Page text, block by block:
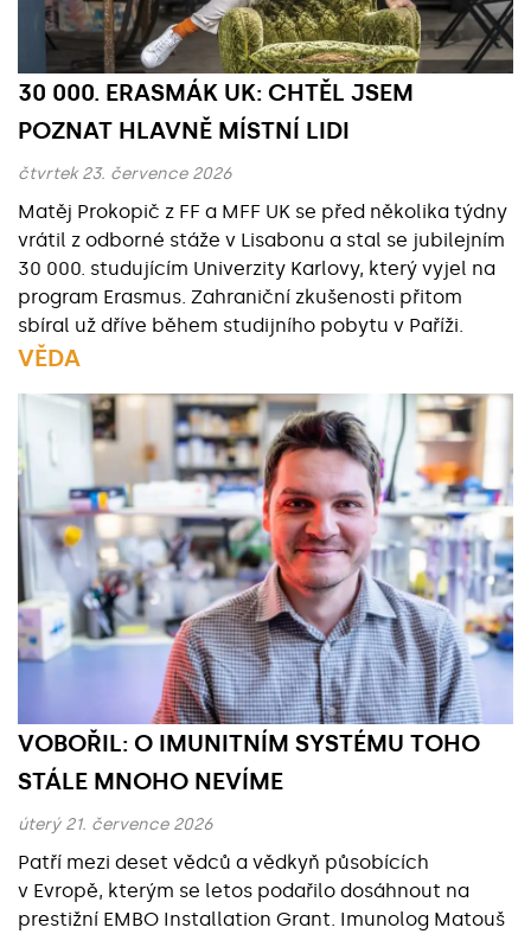
30 000. ERASMÁK UK: CHTĚL JSEM
POZNAT HLAVNĚ MÍSTNÍ LIDI
čtvrtek 23. července 2026
Matěj Prokopič z FF a MFF UK se před několika týdny
vrátil z odborné stáže v Lisabonu a stal se jubilejním
30 000. studujícím Univerzity Karlovy, který vyjel na
program Erasmus. Zahraniční zkušenosti přitom
sbíral už dříve během studijního pobytu v Paříži.
VĚDA
Základní údaje
VOBOŘIL: O IMUNITNÍM SYSTÉMU TOHO
STÁLE MNOHO NEVÍME
úterý 21. července 2026
Patří mezi deset vědců a vědkyň působících
v Evropě, kterým se letos podařilo dosáhnout na
prestižní EMBO Installation Grant. Imunolog Matouš